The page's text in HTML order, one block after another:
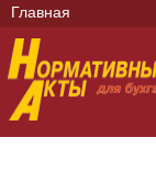
Главная